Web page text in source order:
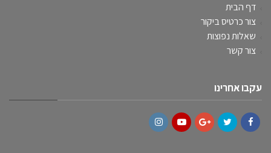
דף הבית
צור כרטיס ביקור
שאלות נפוצות
צור קשר
עקבו אחרינו